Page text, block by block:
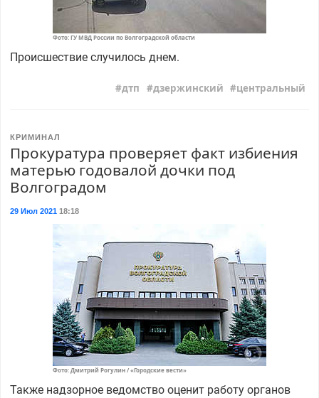
Фото: ГУ МВД России по Волгоградской области
Происшествие случилось днем.
дтп дзержинский центральный
КРИМИНАЛ
Прокуратура проверяет факт избиения
матерью годовалой дочки под
Волгоградом
29 Июл 202118:18
Фото: Дмитрий Рогулин / «Городские вести»
Также надзорное ведомство оценит работу органов